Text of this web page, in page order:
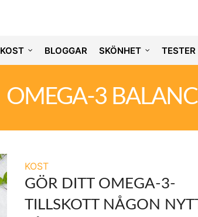
KOST BLOGGAR SKÖNHET TESTER
OMEGA-3
KOST
GÖR DITT OMEGA-3-
TILLSKOTT NÅGON